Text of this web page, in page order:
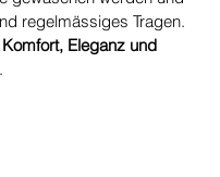
regelmässiges Tragen.
Komfort, Eleganz und